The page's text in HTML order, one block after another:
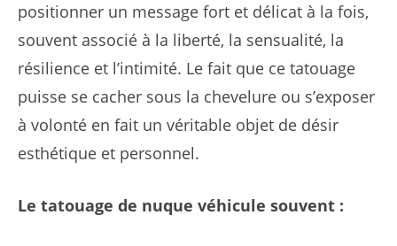
positionner un message fort et délicat à la fois,
souvent associé à la liberté, la sensualité, la
résilience et l’intimité. Le fait que ce tatouage
puisse se cacher sous la chevelure ou s’exposer
à volonté en fait un véritable objet de désir
esthétique et personnel.
Le tatouage de nuque véhicule souvent :